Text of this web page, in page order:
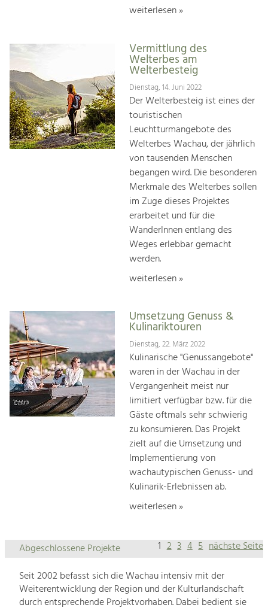
weiterlesen »
Vermittlung des
Welterbes am
Welterbesteig
Dienstag, 14. Juni 2022
Der Welterbesteig ist eines der
touristischen
Leuchtturmangebote des
Welterbes Wachau, der jährlich
von tausenden Menschen
begangen wird. Die besonderen
Merkmale des Welterbes sollen
im Zuge dieses Projektes
erarbeitet und für die
WanderInnen entlang des
Weges erlebbar gemacht
werden.
weiterlesen »
Umsetzung Genuss &
Kulinariktouren
Dienstag, 22. März 2022
Kulinarische "Genussangebote"
waren in der Wachau in der
Vergangenheit meist nur
limitiert verfügbar bzw. für die
Gäste oftmals sehr schwierig
zu konsumieren. Das Projekt
zielt auf die Umsetzung und
Implementierung von
wachautypischen Genuss- und
Kulinarik-Erlebnissen ab.
weiterlesen »
1 2 3 4 5 nächste Seite
Abgeschlossene Projekte
Seit 2002 befasst sich die Wachau intensiv mit der
Weiterentwicklung der Region und der Kulturlandschaft
durch entsprechende Projektvorhaben. Dabei bedient sie